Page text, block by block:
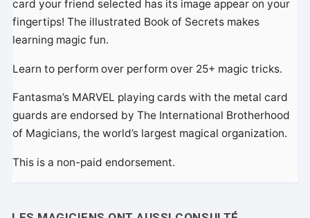
card your friend selected has its image appear on your
fingertips! The illustrated Book of Secrets makes
learning magic fun.
Learn to perform over perform over 25+ magic tricks.
Fantasma’s MARVEL playing cards with the metal card
guards are endorsed by The International Brotherhood
of Magicians, the world’s largest magical organization.
This is a non-paid endorsement.